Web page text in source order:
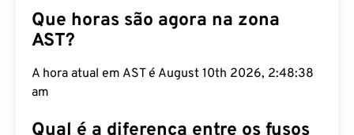
Que horas são agora na zona
AST?
A hora atual em AST é August 10th 2026, 2:48:39
am